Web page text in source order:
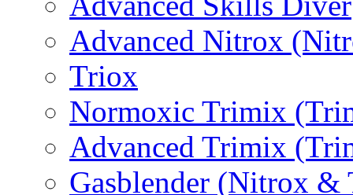
Advanced Nitrox
Triox
Normoxic Trimix
Advanced Trimix
Gasblender (Nitrox